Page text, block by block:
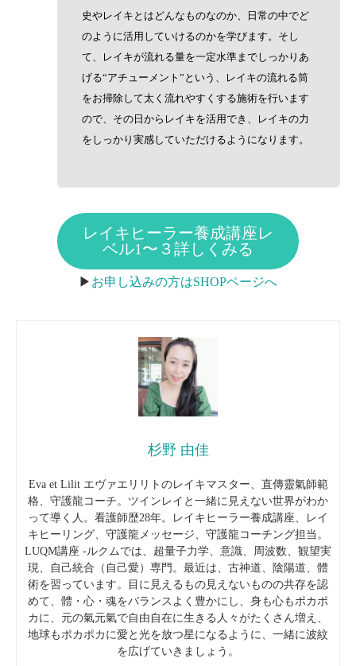
史やレイキとはどんなものなのか、日常の中でど
のように活用していけるのかを学びます。そし
て、レイキが流れる量を一定水準までしっかりあ
げる“アチューメント”という、レイキの流れる筒
をお掃除して太く流れやすくする施術を行います
ので、その日からレイキを活用でき、レイキの力
をしっかり実感していただけるようになります。
レイキヒーラー養成講座レ
ベル1〜３詳しくみる
▶︎ お申し込みの方はSHOPページへ
杉野 由佳
Eva et Lilit エヴァエリリトのレイキマスター、直傳靈氣師範
格、守護龍コーチ。ツインレイと一緒に見えない世界がわか
って導く人。 看護師歴28年。レイキヒーラー養成講座、レイ
キヒーリング、守護龍メッセージ、守護龍コーチング担当。
LUQM講座 -ルクムでは、超量子力学、意識、周波数、観望実
現、自己統合（自己愛）専門。最近は、古神道、陰陽道、體
術を習っています。
目に見えるもの見えないものの共存を認
めて、體・心・魂をバランスよく豊かにし、身も心もポカポ
カに、元の氣元氣で自由自在に生きる人々がたくさん増え、
地球もポカポカに愛と光を放つ星になるように、一緒に波紋
を広げていきましょう。